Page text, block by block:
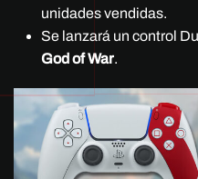
unidades vendidas.
Se lanzará un control
God of War.